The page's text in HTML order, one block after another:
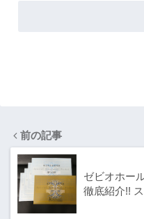
前の記事
ゼビオホー
徹底紹介!!